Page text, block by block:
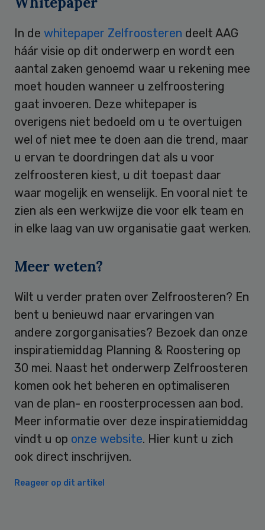
In de whitepaper Zelfroosteren deelt AAG
háár visie op dit onderwerp en wordt een
aantal zaken genoemd waar u rekening mee
moet houden wanneer u zelfroostering
gaat invoeren. Deze whitepaper is
overigens niet bedoeld om u te overtuigen
wel of niet mee te doen aan die trend, maar
u ervan te doordringen dat als u voor
zelfroosteren kiest, u dit toepast daar
waar mogelijk en wenselijk. En vooral niet te
zien als een werkwijze die voor elk team en
in elke laag van uw organisatie gaat werken.
Meer weten?
Wilt u verder praten over Zelfroosteren? En
bent u benieuwd naar ervaringen van
andere zorgorganisaties? Bezoek dan onze
inspiratiemiddag Planning & Roostering op
30 mei. Naast het onderwerp Zelfroosteren
komen ook het beheren en optimaliseren
van de plan- en roosterprocessen aan bod.
Meer informatie over deze inspiratiemiddag
vindt u op onze website. Hier kunt u zich
ook direct inschrijven.
Reageer op dit artikel